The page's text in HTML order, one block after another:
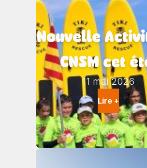
Nouvelle
CNSM cet
11 mai 2026
Lire +